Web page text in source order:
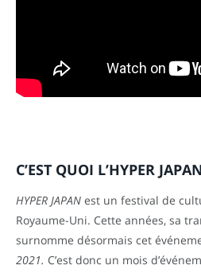
C’EST QUOI L’HYPER
HYPER JAPAN est un festival de
Royaume-Uni. Cette années, sa
surnomme désormais cet
2021. C’est donc un mois